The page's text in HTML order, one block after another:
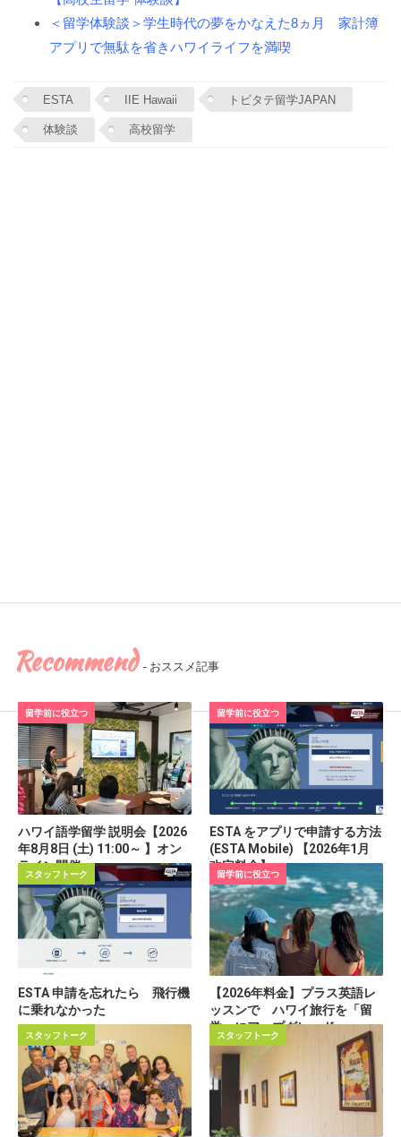
＜留学体験談＞学生時代の夢をかなえた8ヵ月 家計簿
アプリで無駄を省きハワイライフを満喫
ESTA IIE Hawaii トビタテ留学JAPAN
体験談 高校留学
Recommend - おススメ記事
留学前に役立つ
ハワイ語学留学 説明会【2026
年8月8日 (土) 11:00～ 】オン
ライン開催
留学前に役立つ
ESTA をアプリで申請する方法
(ESTA Mobile) 【2026年1月
改定料金】
スタッフトーク
ESTA 申請を忘れたら 飛行機
に乗れなかった
留学前に役立つ
【2026年料金】プラス英語レ
ッスンで ハワイ旅行を「留
学」にアップグレード
スタッフトーク スタッフトーク